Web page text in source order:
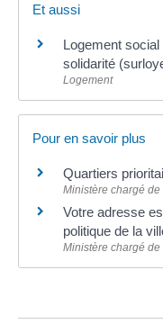
Et aussi
Logement
solidarité
Logement
Pour en savoir plus
Quartiers
Ministère chargé
Votre adresse
politique de la
Ministère chargé